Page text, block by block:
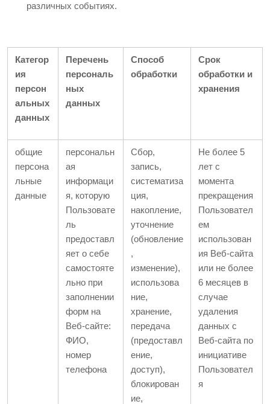
различных событиях.
Категор
ия
персон
альных
данных
Перечень
персональ
ных
данных
Способ
обработки
Срок
обработки и
хранения
общие
персона
льные
данные
персональн
ая
информаци
я, которую
Пользовате
ль
предоставл
яет о себе
самостояте
льно при
заполнении
форм на
Веб-сайте:
ФИО,
номер
телефона
Сбор,
запись,
систематиза
ция,
накопление,
уточнение
(обновление
,
изменение),
использова
ние,
хранение,
передача
(предоставл
ение,
доступ),
блокирован
ие,
Не более 5
лет с
момента
прекращения
Пользовател
ем
использован
ия Веб-сайта
или не более
6 месяцев в
случае
удаления
данных с
Веб-сайта по
инициативе
Пользовател
я